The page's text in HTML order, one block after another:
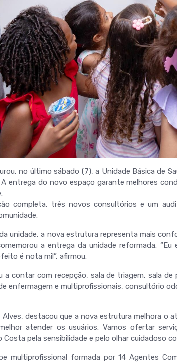
no último sábado (7), a Unidade Básica de
entrega do novo espaço garante melhores
completa, três novos consultórios e um
unidade, a nova estrutura representa mais
a entrega da unidade reformada.
é nota mil”, afirmou.
a contar com recepção, sala de triagem, sala
enfermagem e multiprofissionais, consultório
destacou que a nova estrutura melhora o
atender os usuários. Vamos ofertar
pela sensibilidade e pelo olhar cuidadoso
multiprofissional formada por 14 Agentes